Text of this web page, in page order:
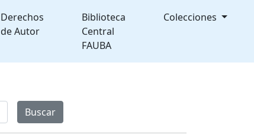
Derechos
de Autor
Biblioteca
Central
FAUBA
Colecciones